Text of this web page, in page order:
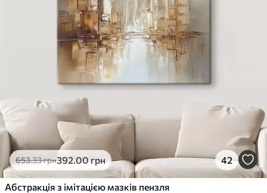
653.33грн392.00грн 42
Абстракція з імітацією мазків пензля